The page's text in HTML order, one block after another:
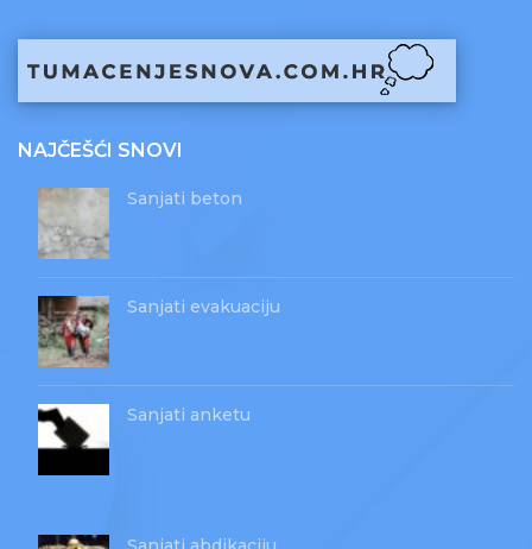
NAJČEŠĆI SNOVI
Sanjati beton
Sanjati evakuaciju
Sanjati anketu